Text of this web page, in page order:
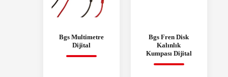
Bgs Multimetre
Dijital
Bgs Fren Disk
Kalınlık
Kumpası Dijital